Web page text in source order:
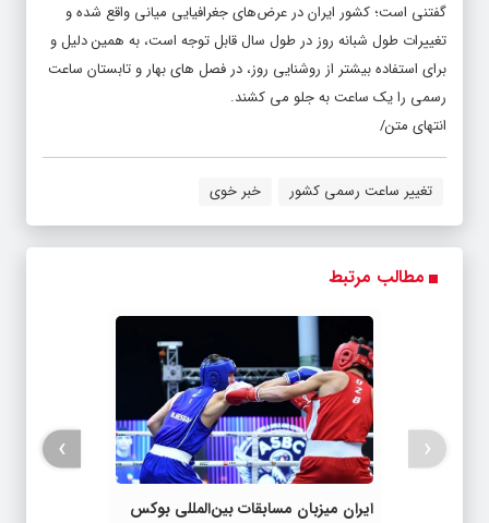
گفتنی است؛ کشور ایران در عرض‌های جغرافیایی میانی واقع شده و
تغییرات طول شبانه‌ روز در طول سال قابل توجه است، به همین دلیل و
برای استفاده بیشتر از روشنایی روز، در فصل‌ های بهار و تابستان ساعت
رسمی را یک ساعت به جلو می‌ کشند.
انتهای متن/
تغییر ساعت رسمی کشور خبر خوی
مطالب مرتبط
ایران میزبان مسابقات بین‌المللی بوکس
‹
›